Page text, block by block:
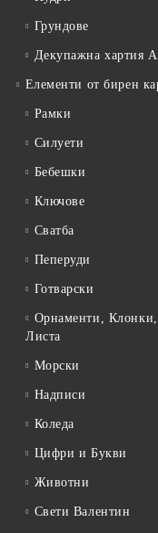
Грундове
Декупажна хартия
Елементи от бирен
Рамки
Силуети
Бебешки
Ключове
Сватба
Пеперуди
Готварски
Орнаменти, Клонки,
Листа
Морски
Надписи
Коледа
Цифри и Букви
Животни
Свети Валентин